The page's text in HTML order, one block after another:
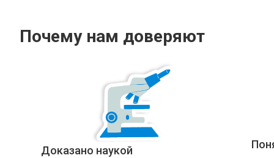
Почему нам доверяют
Доказано наукой